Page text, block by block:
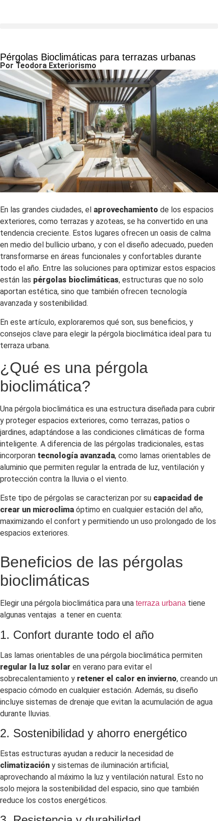
Pérgolas Bioclimáticas para terrazas urbanas
Por Teodora Exteriorismo
En las grandes ciudades, el aprovechamiento de los espacios
exteriores, como terrazas y azoteas, se ha convertido en una
tendencia creciente. Estos lugares ofrecen un oasis de calma
en medio del bullicio urbano, y con el diseño adecuado, pueden
transformarse en áreas funcionales y confortables durante
todo el año. Entre las soluciones para optimizar estos espacios
están las pérgolas bioclimáticas, estructuras que no solo
aportan estética, sino que también ofrecen tecnología
avanzada y sostenibilidad.
En este artículo, exploraremos qué son, sus beneficios, y
consejos clave para elegir la pérgola bioclimática ideal para tu
terraza urbana.
¿Qué es una pérgola
bioclimática?
Una pérgola bioclimática es una estructura diseñada para cubrir
y proteger espacios exteriores, como terrazas, patios o
jardines, adaptándose a las condiciones climáticas de forma
inteligente. A diferencia de las pérgolas tradicionales, estas
incorporan tecnología avanzada, como lamas orientables de
aluminio que permiten regular la entrada de luz, ventilación y
protección contra la lluvia o el viento.
Este tipo de pérgolas se caracterizan por su capacidad de
crear un microclima óptimo en cualquier estación del año,
maximizando el confort y permitiendo un uso prolongado de los
espacios exteriores.
Beneficios de las pérgolas
bioclimáticas
Elegir una pérgola bioclimática para una terraza urbana tiene
algunas ventajas a tener en cuenta:
1. Confort durante todo el año
Las lamas orientables de una pérgola bioclimática permiten
regular la luz solar en verano para evitar el
sobrecalentamiento y retener el calor en invierno, creando un
espacio cómodo en cualquier estación. Además, su diseño
incluye sistemas de drenaje que evitan la acumulación de agua
durante lluvias.
2. Sostenibilidad y ahorro energético
Estas estructuras ayudan a reducir la necesidad de
climatización y sistemas de iluminación artificial,
aprovechando al máximo la luz y ventilación natural. Esto no
solo mejora la sostenibilidad del espacio, sino que también
reduce los costos energéticos.